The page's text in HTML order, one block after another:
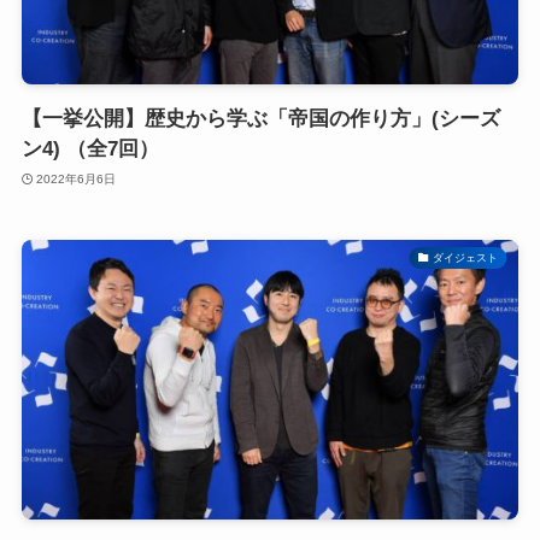
【一挙公開】歴史から学ぶ「帝国の作り方」(シーズ
ン4) （全7回）
2022年6月6日
ダイジェスト